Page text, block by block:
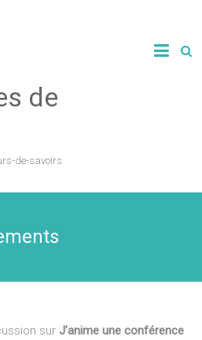
de
de-savoirs
sur J’anime une conférence